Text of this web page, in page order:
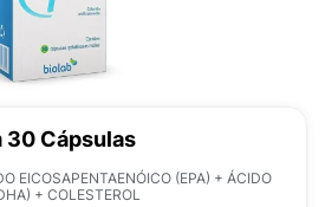
30 Cápsulas
EICOSAPENTAENÓICO (EPA) + ÁCIDO
+ COLESTEROL